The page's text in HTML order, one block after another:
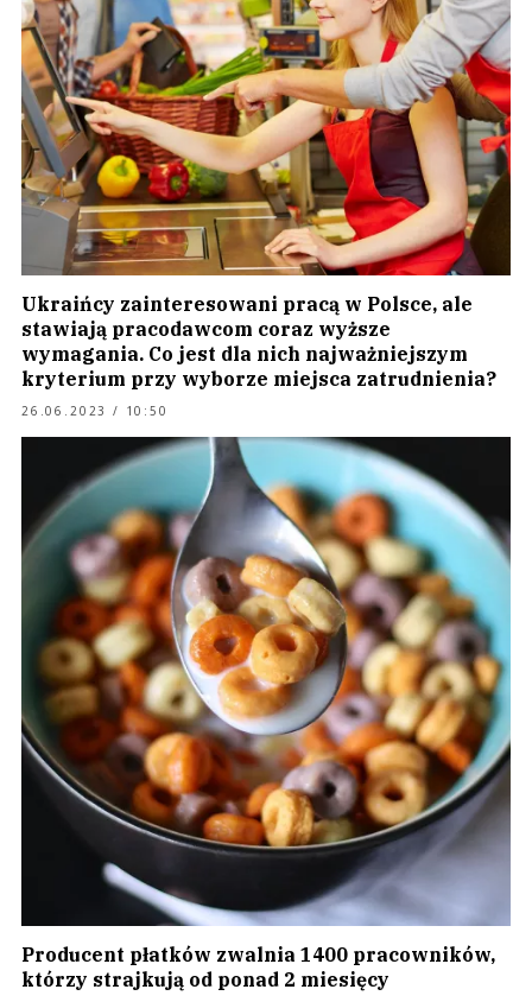
Ukraińcy zainteresowani pracą w Polsce, ale
stawiają pracodawcom coraz wyższe
wymagania. Co jest dla nich najważniejszym
kryterium przy wyborze miejsca zatrudnienia?
26.06.2023 / 10:50
Producent płatków zwalnia 1400 pracowników,
którzy strajkują od ponad 2 miesięcy